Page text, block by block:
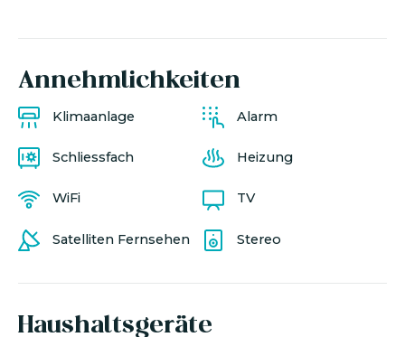
Annehmlichkeiten
Klimaanlage Alarm
Schliessfach Heizung
WiFi TV
Satelliten Fernsehen Stereo
Haushaltsgeräte